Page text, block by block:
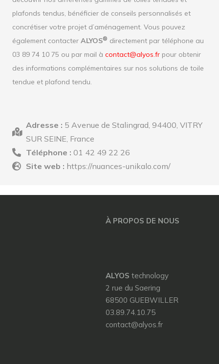
plafonds tendus, bénéficier de conseils personnalisés et
concrétiser votre projet d’aménagement. Vous pouvez
également contacter ALYOS® directement par téléphone au
03 89 74 10 75 ou par mail à contact@alyos.fr pour obtenir
des informations complémentaires sur nos solutions de toile
tendue et plafond tendu.
Adresse : 5 Avenue de Stalingrad, 94400, VITRY
SUR SEINE, France
Téléphone : 01 42 49 22 26
Site web : https://nuances-unikalo.com/
À PROPOS DE NOUS
ALYOS technology
2 rue du Saering
68500 GUEBWILLER
03.89.74.10.75
contact@alyos.fr